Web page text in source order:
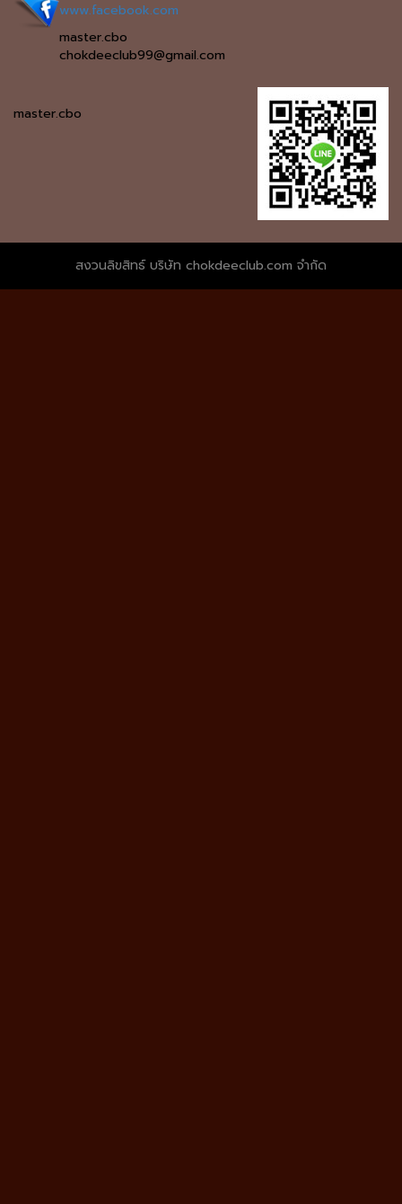
www.facebook.com
master.cbo
chokdeeclub99@gmail.com
master.cbo
สงวนลิขสิทธ์ บริษัท chokdeeclub.com จำกัด